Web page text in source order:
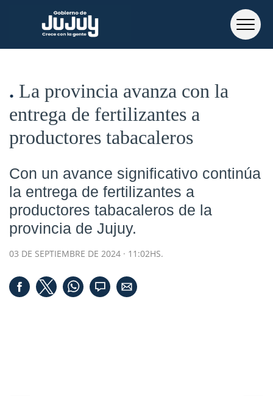
La provincia avanza con la
entrega de fertilizantes a
productores tabacaleros
Con un avance significativo continúa
la entrega de fertilizantes a
productores tabacaleros de la
provincia de Jujuy.
03 DE SEPTIEMBRE DE 2024 · 11:02HS.